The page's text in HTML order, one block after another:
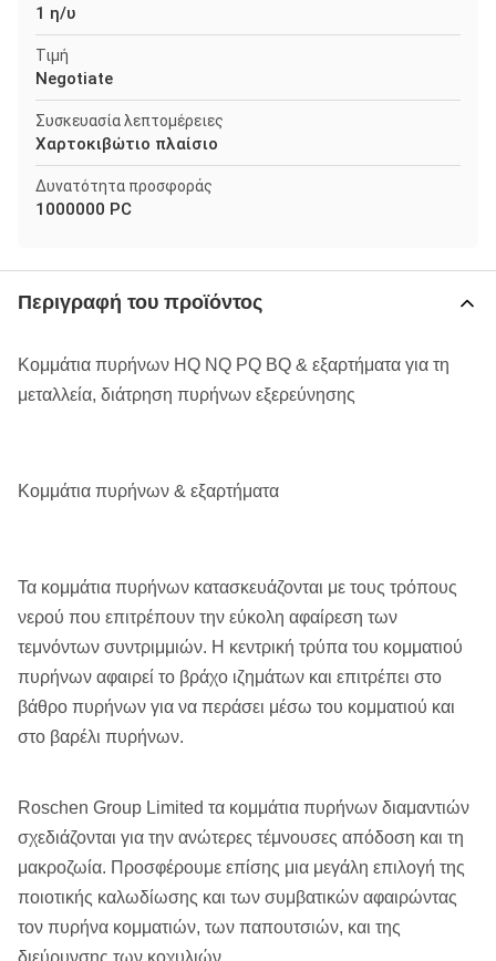
1 η/υ
Τιμή
Negotiate
Συσκευασία λεπτομέρειες
Χαρτοκιβώτιο πλαίσιο
Δυνατότητα προσφοράς
1000000 PC
Περιγραφή του προϊόντος
Κομμάτια πυρήνων HQ NQ PQ BQ & εξαρτήματα για τη
μεταλλεία, διάτρηση πυρήνων εξερεύνησης
Κομμάτια πυρήνων & εξαρτήματα
Τα κομμάτια πυρήνων κατασκευάζονται με τους τρόπους
νερού που επιτρέπουν την εύκολη αφαίρεση των
τεμνόντων συντριμμιών. Η κεντρική τρύπα του κομματιού
πυρήνων αφαιρεί το βράχο ιζημάτων και επιτρέπει στο
βάθρο πυρήνων για να περάσει μέσω του κομματιού και
στο βαρέλι πυρήνων.
Roschen Group Limited τα κομμάτια πυρήνων διαμαντιών
σχεδιάζονται για την ανώτερες τέμνουσες απόδοση και τη
μακροζωία. Προσφέρουμε επίσης μια μεγάλη επιλογή της
ποιοτικής καλωδίωσης και των συμβατικών αφαιρώντας
τον πυρήνα κομματιών, των παπουτσιών, και της
διεύρυνσης των κοχυλιών.